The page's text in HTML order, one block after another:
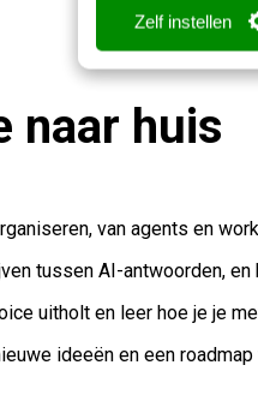
Zelf instellen
naar huis
van agents en
tussen AI-antwoorden, en
uitholt en leer hoe je je
ideeën en een